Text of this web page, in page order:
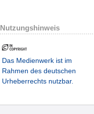
Nutzungshinweis
Das Medienwerk ist im
Rahmen des deutschen
Urheberrechts nutzbar.